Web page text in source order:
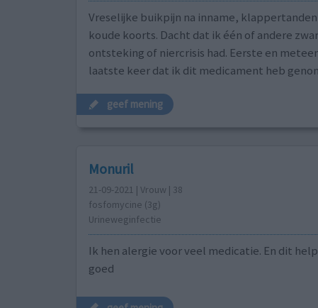
Vreselijke buikpijn na inname,
koude koorts. Dacht dat ik één of andere
ontsteking of niercrisis had. Eerste en
laatste keer dat ik dit medicament heb
geef mening
Monuril
21-09-2021 | Vrouw | 38
fosfomycine (3g)
Urineweginfectie
Ik hen alergie voor veel medicatie. En dit
goed